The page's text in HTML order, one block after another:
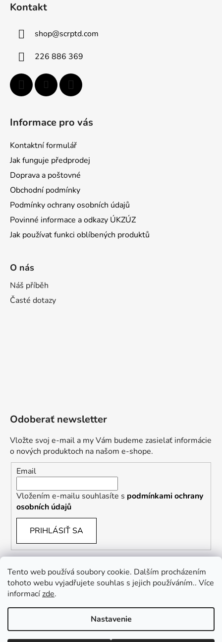
Tento web používá soubory cookie. Dalším procházením
tohoto webu vyjadřujete souhlas s jejich používáním.. Více
informacízde.
Nastavenie
Kontakt
shop@scrptd.com
226 886 369
Informace pro vás
Kontaktní formulář
Jak funguje předprodej
Doprava a poštovné
Obchodní podmínky
Podmínky ochrany osobních údajů
Povinné informace a odkazy ÚKZÚZ
Jak používat funkci oblíbených produktů
O nás
Náš příběh
Časté dotazy
Odoberať newsletter
Vložte svoj e-mail a my Vám budeme zasielať informácie
o nových produktoch na našom e-shope.
Email
Vložením e-mailu souhlasíte s podmínkami ochrany
osobních údajů
PRIHLÁSIŤ SA
Vrácení zboží a reklamace Kontaktní formulář